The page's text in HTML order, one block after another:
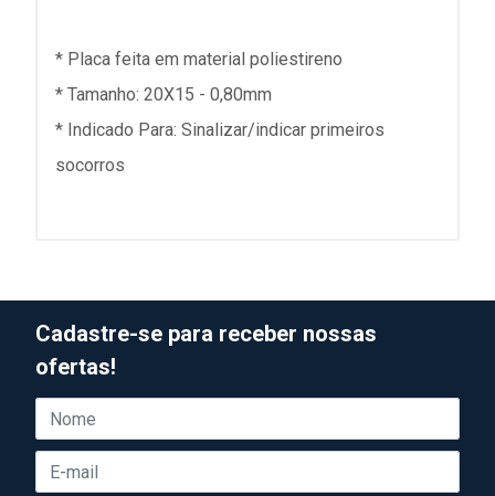
* Placa feita em material poliestireno
* Tamanho: 20X15 - 0,80mm
* Indicado Para: Sinalizar/indicar primeiros
socorros
Cadastre-se para receber nossas
ofertas!